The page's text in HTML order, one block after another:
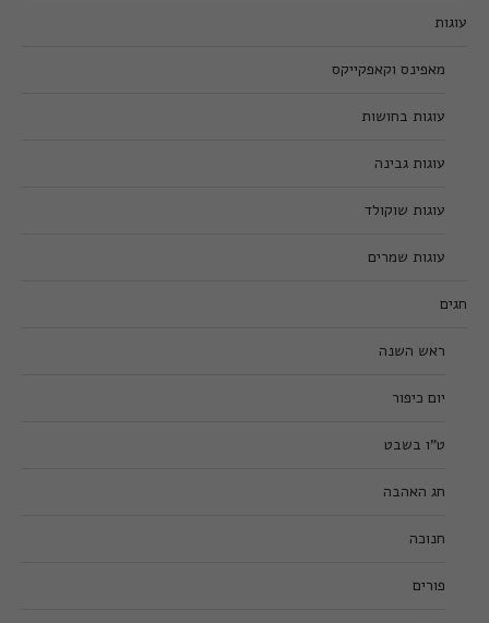
עוגות
מאפינס וקאפקייקס
עוגות בחושות
עוגות גבינה
עוגות שוקולד
עוגות שמרים
חגים
ראש השנה
יום כיפור
ט”ו בשבט
חג האהבה
חנוכה
פורים